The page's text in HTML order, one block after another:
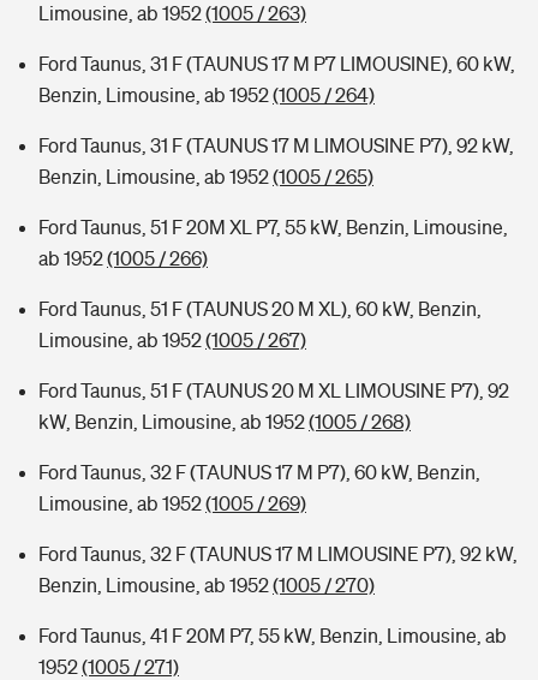
Limousine, ab 1952(1005 / 263)
Ford Taunus, 31 F (TAUNUS 17 M P7 LIMOUSINE), 60 kW,
Benzin, Limousine, ab 1952(1005 / 264)
Ford Taunus, 31 F (TAUNUS 17 M LIMOUSINE P7), 92 kW,
Benzin, Limousine, ab 1952(1005 / 265)
Ford Taunus, 51 F 20M XL P7, 55 kW, Benzin, Limousine,
ab 1952(1005 / 266)
Ford Taunus, 51 F (TAUNUS 20 M XL), 60 kW, Benzin,
Limousine, ab 1952(1005 / 267)
Ford Taunus, 51 F (TAUNUS 20 M XL LIMOUSINE P7), 92
kW, Benzin, Limousine, ab 1952(1005 / 268)
Ford Taunus, 32 F (TAUNUS 17 M P7), 60 kW, Benzin,
Limousine, ab 1952(1005 / 269)
Ford Taunus, 32 F (TAUNUS 17 M LIMOUSINE P7), 92 kW,
Benzin, Limousine, ab 1952(1005 / 270)
Ford Taunus, 41 F 20M P7, 55 kW, Benzin, Limousine, ab
1952(1005 / 271)